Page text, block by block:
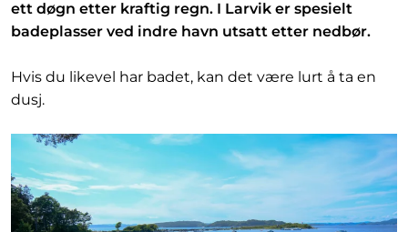
ett døgn etter kraftig regn. I Larvik er spesielt
badeplasser ved indre havn utsatt etter nedbør.
Hvis du likevel har badet, kan det være lurt å ta en
dusj.